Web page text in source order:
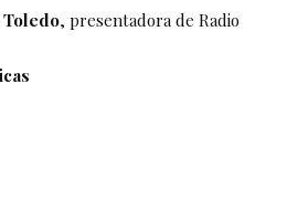
Toledo, presentadora de Radio